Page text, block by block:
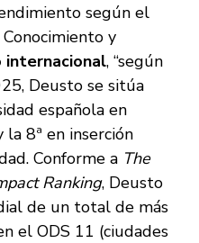
según el
y
internacional, “según
Deusto se sitúa
española en
8ª en inserción
Conforme a The
Ranking, Deusto
de un total de más
el ODS 11 (ciudades